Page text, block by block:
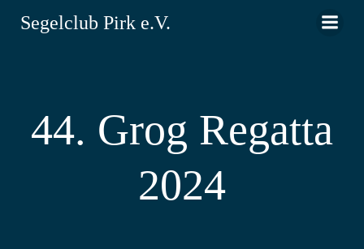
Segelclub Pirk e.V.
44. Grog Regatta
2024